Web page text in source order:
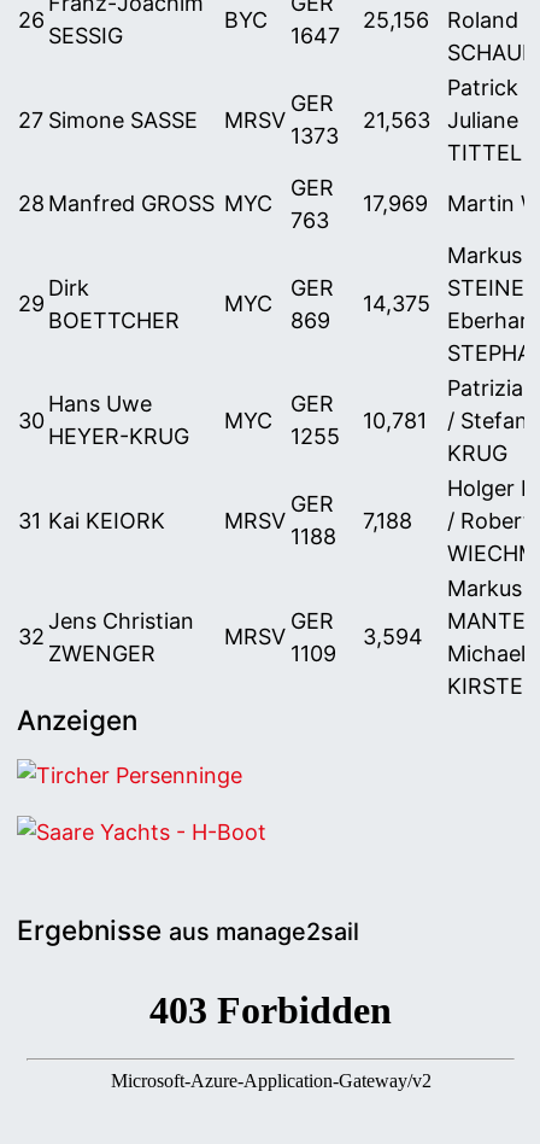
26
SESSIG
BYC
1647
25,156
Roland
27 Simone SASSE MRSV
GER
1373
21,563
Patrick
Juliane
TITTEL
28 Manfred GROSS MYC
GER
763
17,969 Martin
29
Dirk
BOETTCHER
MYC
GER
869
14,375
Markus
30
Hans Uwe
HEYER-KRUG
MYC
GER
1255
10,781
Patrizia
/ Stefan
KRUG
31 Kai KEIORK MRSV
GER
1188
7,188
Holger
/ Robert
32
Jens Christian
ZWENGER
MRSV
GER
1109
3,594
Markus
Michael
KIRSTEN
Anzeigen
Ergebnisse aus manage2sail